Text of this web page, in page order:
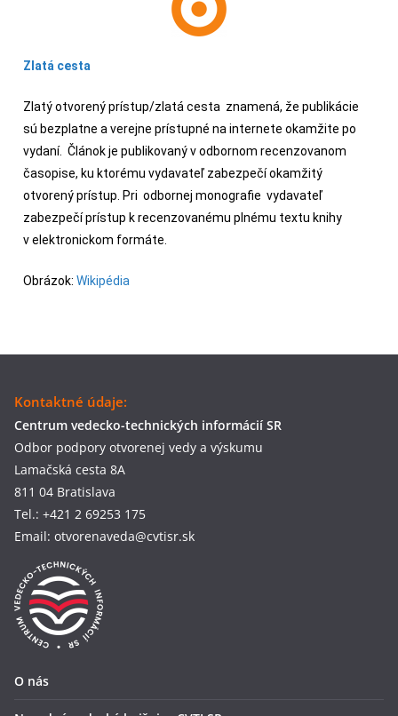
Zlatá cesta
Zlatý otvorený prístup/zlatá cesta znamená, že publikácie
sú bezplatne a verejne prístupné na internete okamžite po
vydaní. Článok je publikovaný v odbornom recenzovanom
časopise, ku ktorému vydavateľ zabezpečí okamžitý
otvorený prístup. Pri odbornej monografie vydavateľ
zabezpečí prístup k recenzovanému plnému textu knihy
v elektronickom formáte.
Obrázok: Wikipédia
Kontaktné údaje:
Centrum vedecko-technických informácií SR
Odbor podpory otvorenej vedy a výskumu
Lamačská cesta 8A
811 04 Bratislava
Tel.: +421 2 69253 175
Email: otvorenaveda@cvtisr.sk
O nás